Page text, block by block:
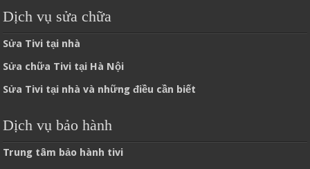
Dịch vụ sửa chữa
Sửa Tivi tại nhà
Sửa chữa Tivi tại Hà Nội
Sửa Tivi tại nhà và những điều cần biết
Dịch vụ bảo hành
Trung tâm bảo hành tivi